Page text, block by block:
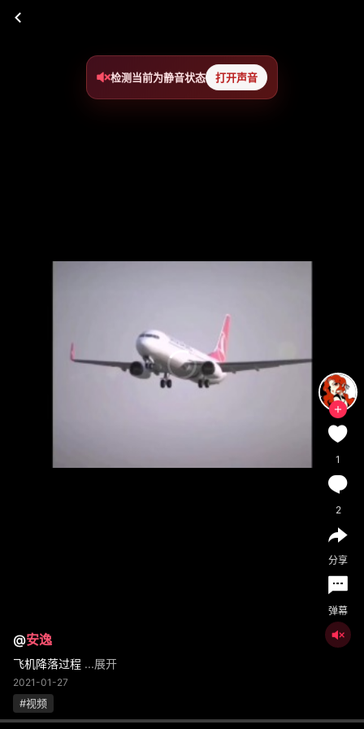
检测当前为静音状态 打开声音
@安逸
飞机降落过程 ...展开
2021-01-27
#视频
1
2
分享
弹幕